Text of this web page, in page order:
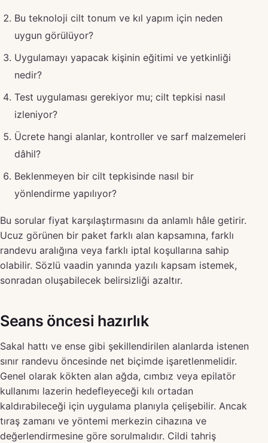
Bu teknoloji cilt tonum ve kıl yapım için neden
uygun görülüyor?
Uygulamayı yapacak kişinin eğitimi ve yetkinliği
nedir?
Test uygulaması gerekiyor mu; cilt tepkisi nasıl
izleniyor?
Ücrete hangi alanlar, kontroller ve sarf malzemeleri
dâhil?
Beklenmeyen bir cilt tepkisinde nasıl bir
yönlendirme yapılıyor?
Bu sorular fiyat karşılaştırmasını da anlamlı hâle getirir.
Ucuz görünen bir paket farklı alan kapsamına, farklı
randevu aralığına veya farklı iptal koşullarına sahip
olabilir. Sözlü vaadin yanında yazılı kapsam istemek,
sonradan oluşabilecek belirsizliği azaltır.
Seans öncesi hazırlık
Sakal hattı ve ense gibi şekillendirilen alanlarda istenen
sınır randevu öncesinde net biçimde işaretlenmelidir.
Genel olarak kökten alan ağda, cımbız veya epilatör
kullanımı lazerin hedefleyeceği kılı ortadan
kaldırabileceği için uygulama planıyla çelişebilir. Ancak
tıraş zamanı ve yöntemi merkezin cihazına ve
değerlendirmesine göre sorulmalıdır. Cildi tahriş